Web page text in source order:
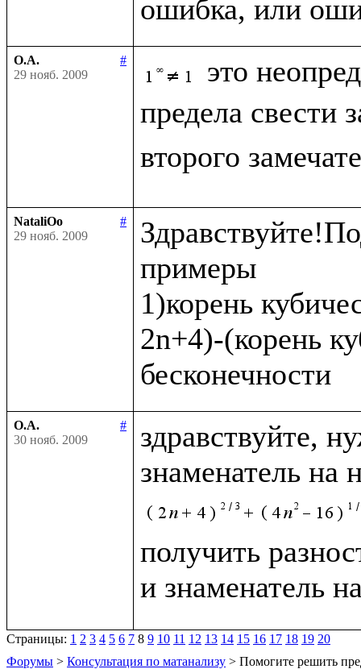
О.А.
#
29 нояб. 2009
это
предела свести
второго
NataliOo
#
29 нояб. 2009
примеры
1)корень
2n+4)-(корень
О.А.
#
30 нояб. 2009
здравствуйте,
знаменатель на
получить
и знаменатель
Страницы: 1 2 3 4 5 6 7 8 9 10 11 12 13 14 15 16 17 18 19 20
Форумы > Консультация по матанализу > Помогите решить